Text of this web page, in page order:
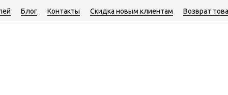
Блог Контакты Скидка новым клиентам Возврат